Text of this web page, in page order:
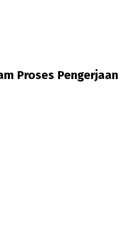
Proses Pengerjaan